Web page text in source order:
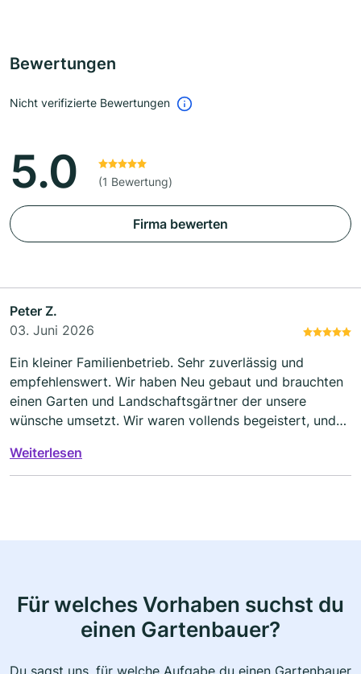
Bewertungen
Nicht verifizierte Bewertungen
5.0 (1 Bewertung)
Firma bewerten
Peter Z.
03. Juni 2026
Ein kleiner Familienbetrieb. Sehr zuverlässig und
empfehlenswert. Wir haben Neu gebaut und brauchten
einen Garten und Landschaftsgärtner der unsere
wünsche umsetzt. Wir waren vollends begeistert, und
gestellt.
Weiterlesen
Für welches Vorhaben suchst du
einen Gartenbauer?